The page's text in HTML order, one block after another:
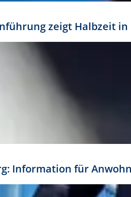
zeigt Halbzeit
Information für